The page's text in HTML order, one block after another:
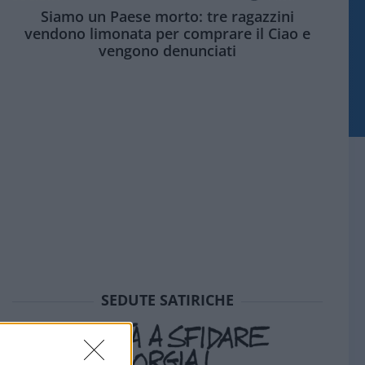
Siamo un Paese morto: tre ragazzini
vendono limonata per comprare il Ciao e
vengono denunciati
SEDUTE SATIRICHE